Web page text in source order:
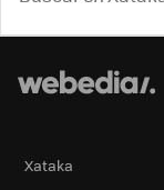
Xataka